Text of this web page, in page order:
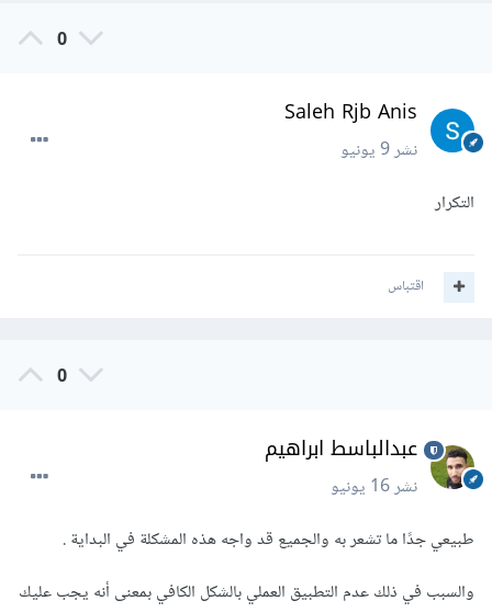
0
Saleh Rjb Anis
نشر9 يونيو
التكرار
اقتباس
0
عبدالباسط ابراهيم
نشر16 يونيو
طبيعي جدًا ما تشعر به والجميع قد واجه هذه المشكلة في البداية .
والسبب في ذلك عدم التطبيق العملي بالشكل الكافي بمعنى أنه يجب عليك